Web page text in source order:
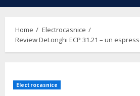
Menu
Home
Electrocasnice
Review DeLonghi ECP 31.21 – un
Electrocasnice